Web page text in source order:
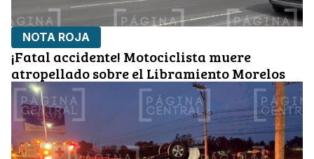
NOTA ROJA
¡Fatal accidente! Motociclista muere
atropellado sobre el Libramiento Morelos